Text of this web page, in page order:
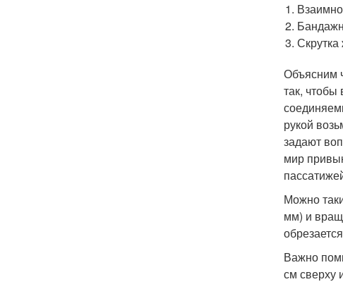
Объясним
так,
рукой
задают
мир
Можно
мм) и
Важно
см сверху